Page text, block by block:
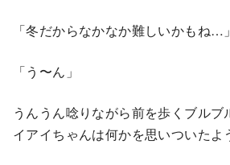
「冬だからなかなか難しいかもね…」
「う〜ん」
うんうん唸りながら前を歩くブル
イアイちゃんは何かを思いついたよ